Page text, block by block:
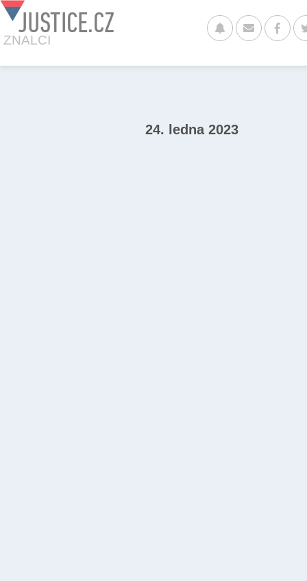
JUSTICE.CZ
ZNALCI
24. ledna 2023